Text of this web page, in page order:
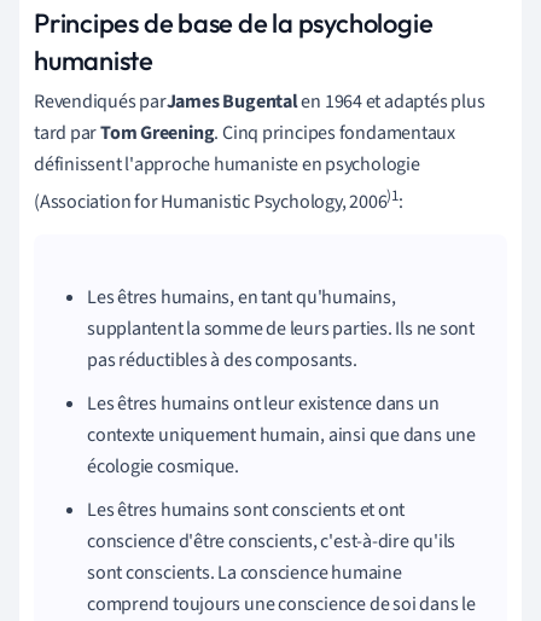
Principes de base de la psychologie
humaniste
Revendiqués parJames Bugentalen 1964 et adaptés plus
tard parTom Greening. Cinq principes fondamentaux
définissent l'approche humaniste en psychologie
(Association for Humanistic Psychology, 2006)1:
Les êtres humains, en tant qu'humains,
supplantent la somme de leurs parties. Ils ne sont
pas réductibles à des composants.
Les êtres humains ont leur existence dans un
contexte uniquement humain, ainsi que dans une
écologie cosmique.
Les êtres humains sont conscients et ont
conscience d'être conscients, c'est-à-dire qu'ils
sont conscients. La conscience humaine
comprend toujours une conscience de soi dans le